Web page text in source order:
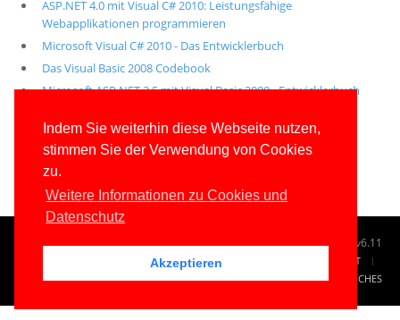
Indem Sie weiterhin diese Webseite nutzen,
stimmen Sie der Verwendung von Cookies
zu.
Weitere Informationen zu Cookies und
Datenschutz
Akzeptieren
ASP.NET 4.0 mit Visual C# 2010: Leistungsfähige
Webapplikationen programmieren
Microsoft Visual C# 2010 - Das Entwicklerbuch
Das Visual Basic 2008 Codebook
Microsoft ASP.NET 3.5 mit Visual Basic 2008 - Entwicklerbuch
Alle unsere aktuellen Fachbücher
E-Book-Abo für ab 99 Euro im Jahr
© 1996-2026www.IT-Visions.at-Dr. Holger Schwichtenberg v6.11
TAG CLOUD
KONTAKT
IMPRESSUM
RECHTLICHES